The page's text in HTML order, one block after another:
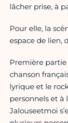
lâcher prise, à
Pour elle, la
espace de lien,
Première
chanson
lyrique et le
personnels et à
Jalouseetmoi